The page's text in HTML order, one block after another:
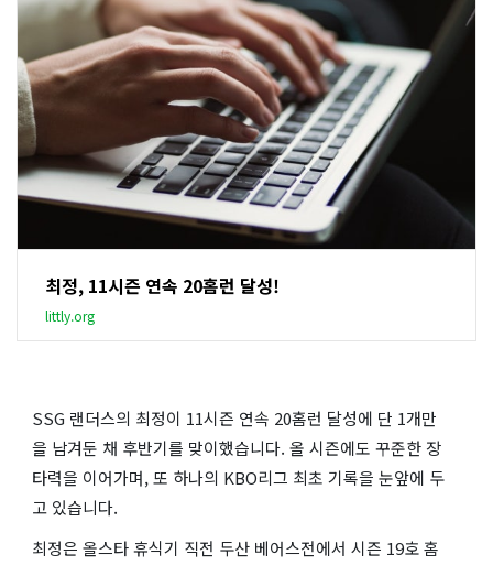
최정, 11시즌 연속 20홈런 달성!
littly.org
SSG 랜더스의 최정이 11시즌 연속 20홈런 달성에 단 1개만
을 남겨둔 채 후반기를 맞이했습니다. 올 시즌에도 꾸준한 장
타력을 이어가며, 또 하나의 KBO리그 최초 기록을 눈앞에 두
고 있습니다.
최정은 올스타 휴식기 직전 두산 베어스전에서 시즌 19호 홈